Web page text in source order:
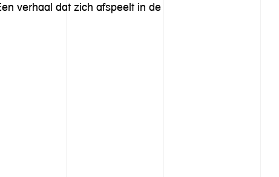
verhaal dat zich afspeelt in de